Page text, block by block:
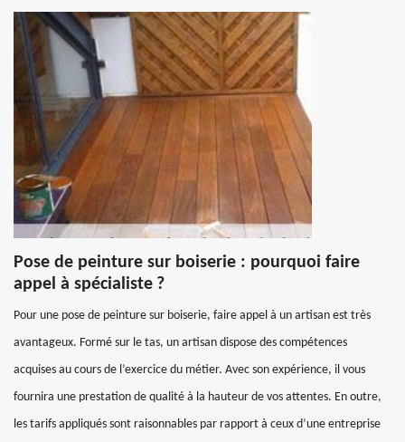
Pose de peinture sur boiserie : pourquoi faire
appel à spécialiste ?
Pour une pose de peinture sur boiserie, faire appel à un artisan est très
avantageux. Formé sur le tas, un artisan dispose des compétences
acquises au cours de l’exercice du métier. Avec son expérience, il vous
fournira une prestation de qualité à la hauteur de vos attentes. En outre,
les tarifs appliqués sont raisonnables par rapport à ceux d’une entreprise